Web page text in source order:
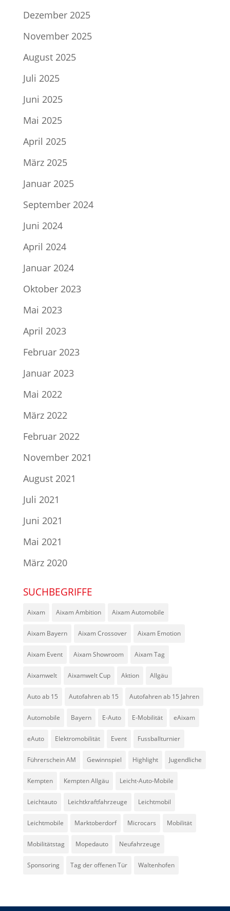
Dezember 2025
November 2025
August 2025
Juli 2025
Juni 2025
Mai 2025
April 2025
März 2025
Januar 2025
September 2024
Juni 2024
April 2024
Januar 2024
Oktober 2023
Mai 2023
April 2023
Februar 2023
Januar 2023
Mai 2022
März 2022
Februar 2022
November 2021
August 2021
Juli 2021
Juni 2021
Mai 2021
März 2020
SUCHBEGRIFFE
Aixam Aixam Ambition Aixam Automobile
Aixam Bayern Aixam Crossover Aixam Emotion
Aixam Event Aixam Showroom Aixam Tag
Aixamwelt Aixamwelt Cup Aktion Allgäu
Auto ab 15 Autofahren ab 15 Autofahren ab 15 Jahren
Automobile Bayern E-Auto E-Mobilität eAixam
eAuto Elektromobilität Event Fussballturnier
Führerschein AM Gewinnspiel Highlight Jugendliche
Kempten Kempten Allgäu Leicht-Auto-Mobile
Leichtauto Leichtkraftfahrzeuge Leichtmobil
Leichtmobile Marktoberdorf Microcars Mobilität
Mobilitätstag Mopedauto Neufahrzeuge
Sponsoring Tag der offenen Tür Waltenhofen